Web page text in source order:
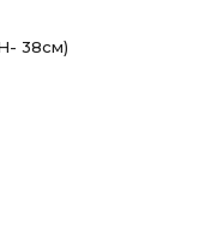
38см)